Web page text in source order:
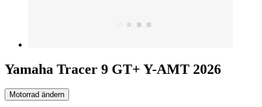
Yamaha Tracer 9 GT+ Y-AMT 2026
Motorrad ändern